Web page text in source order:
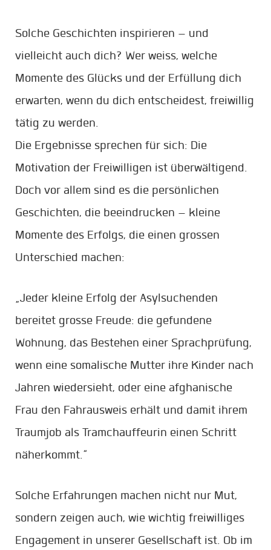
Solche Geschichten inspirieren – und
vielleicht auch dich? Wer weiss, welche
Momente des Glücks und der Erfüllung dich
erwarten, wenn du dich entscheidest, freiwillig
tätig zu werden.
Die Ergebnisse sprechen für sich: Die
Motivation der Freiwilligen ist überwältigend.
Doch vor allem sind es die persönlichen
Geschichten, die beeindrucken – kleine
Momente des Erfolgs, die einen grossen
Unterschied machen:
„Jeder kleine Erfolg der Asylsuchenden
bereitet grosse Freude: die gefundene
Wohnung, das Bestehen einer Sprachprüfung,
wenn eine somalische Mutter ihre Kinder nach
Jahren wiedersieht, oder eine afghanische
Frau den Fahrausweis erhält und damit ihrem
Traumjob als Tramchauffeurin einen Schritt
näherkommt.“
Solche Erfahrungen machen nicht nur Mut,
sondern zeigen auch, wie wichtig freiwilliges
Engagement in unserer Gesellschaft ist. Ob im